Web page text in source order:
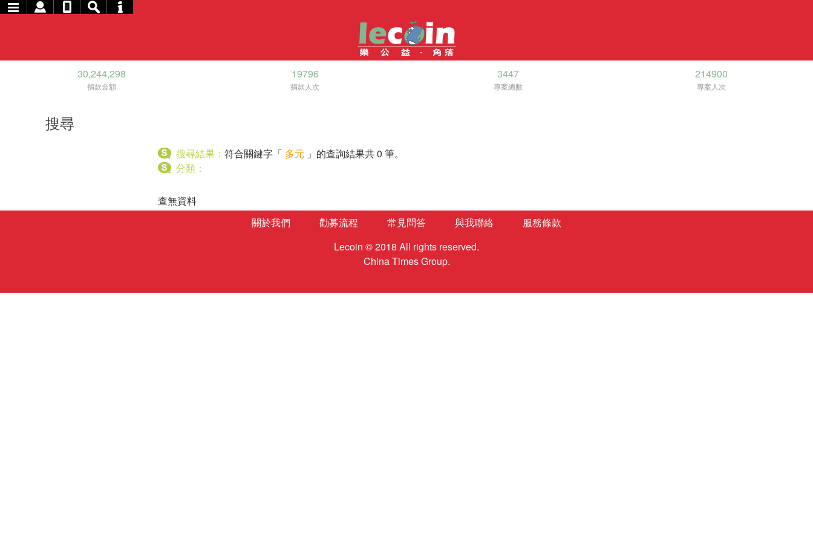
30,244,298
捐款金額
19796
捐款人次
3447
專案總數
214900
專案人次
搜尋
搜尋結果： 符合關鍵字「 多元 」的查詢結果共 0 筆。
分類：
查無資料
關於我們
勸募流程 常見問答 與我聯絡
服務條款
Lecoin © 2018 All rights reserved.
China Times Group.